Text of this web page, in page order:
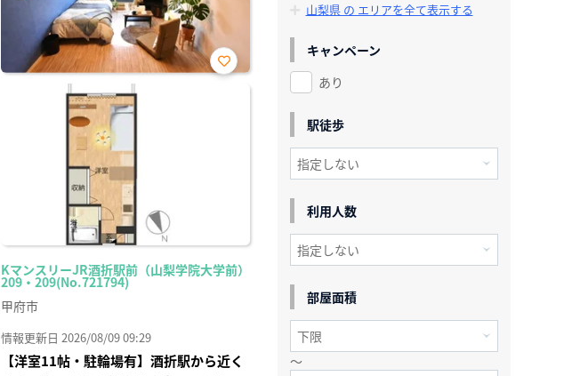
KマンスリーJR酒折駅前（山梨学院大学前）
209・209(No.721794)
お気
甲府市
情報更新日 2026/08/09 09:29
【洋室11帖・駐輪場有】酒折駅から近く
山梨県 の エリアを全て表示する
キャンペーン
あり
駅徒歩
利用人数
部屋面積
～